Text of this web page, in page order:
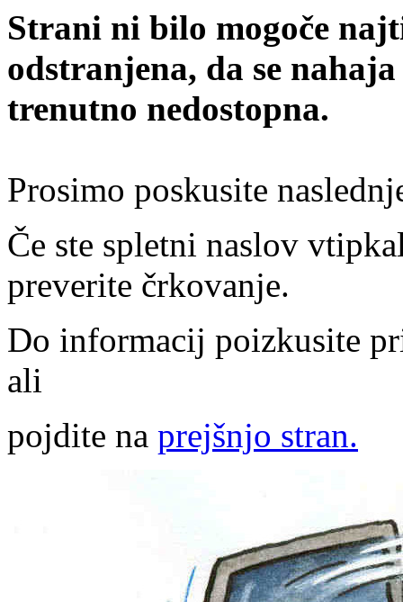
Strani ni bilo mogoče
odstranjena, da se
trenutno nedostopna.
Prosimo poskusite
Če ste spletni naslov
preverite črkovanje.
Do informacij poizkusite
ali
pojdite na prejšnjo stran.